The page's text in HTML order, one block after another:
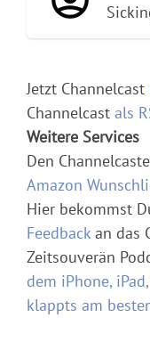
Jetzt Channelcast
Channelcast als
Weitere Services
Den
Amazon
Hier bekommst
Feedback an das
Zeitsouverän
dem iPhone,
klappts am